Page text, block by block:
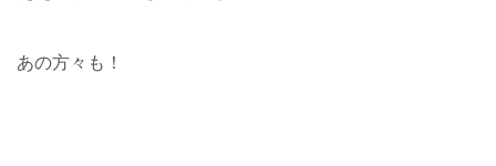
あの方々も！